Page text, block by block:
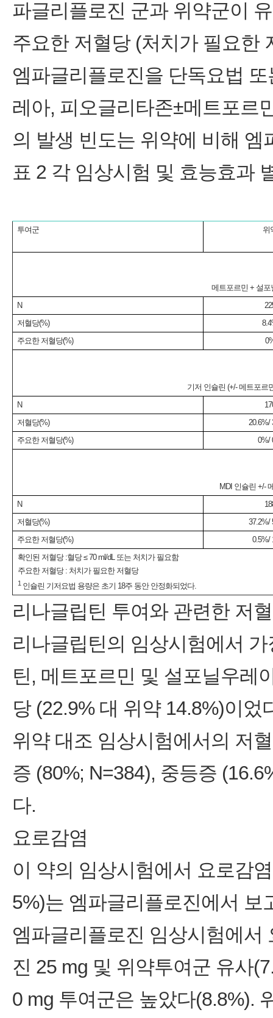
파글리플로진 군과 위약군이
주요한 저혈당 (처치가 필요한
엠파글리플로진을 단독요법
레아, 피오글리타존±메트포르
의 발생 빈도는 위약에 비해
표 2 각 임상시험 및 효능효과
투여군 위
메트포르민 + 설포
N
저혈당(%)
주요한 저혈당(%)
기저 인슐린 (+/- 메트포르
N
저혈당(%)
20.6%/
주요한 저혈당(%)
0%/
MDI 인슐린 +/-
N
저혈당(%)
37.2%/
주요한 저혈당(%)
0.5%/
확인된 저혈당 :혈당 ≤ 70 ml/dL 또는 처치가 필요함
주요한 저혈당 : 처치가 필요한 저혈당
1인슐린 기저요법 용량은 초기 18주 동안 안정화되었다.
리나글립틴 투여와 관련한 저
리나글립틴의 임상시험에서
틴, 메트포르민 및 설포닐우레
당 (22.9% 대 위약 14.8%)이었
위약 대조 임상시험에서의 저
증 (80%; N=384), 중등증
다.
요로감염
이 약의 임상시험에서 요로감
5%)는 엠파글리플로진에서 보
엠파글리플로진 임상시험에
진 25 mg 및 위약투여군 유사
0 mg 투여군은 높았다(8.8%).